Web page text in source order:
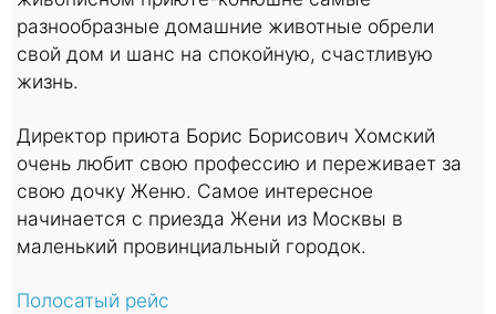
разнообразные домашние животные обрели
свой дом и шанс на спокойную, счастливую
жизнь.
Директор приюта Борис Борисович Хомский
очень любит свою профессию и переживает за
свою дочку Женю. Самое интересное
начинается с приезда Жени из Москвы в
маленький провинциальный городок.
Полосатый рейс